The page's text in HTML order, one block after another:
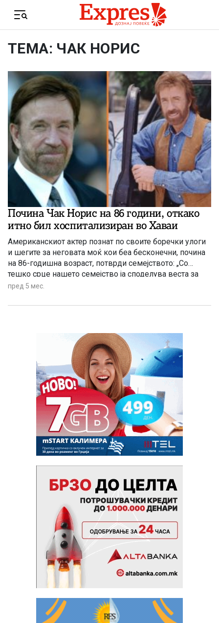
Menu
ТЕМА: ЧАК НОРИС
Почина Чак Норис на 86 години, откако
итно бил хоспитализиран во Хаваи
Американскиот актер познат по своите боречки улоги
и шегите за неговата моќ кои беа бесконечни, почина
на 86-годишна возраст, потврди семејството: „Со
тешко срце нашето семејство ја споделува веста за
ненадејното починување на нашиот сакан Чак Норис“.
пред 5 мес.